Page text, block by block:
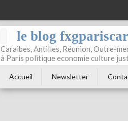
le blog
Caraibes, Antilles, Réunion, Outre-
à Paris politique economie culture
Accueil Newsletter